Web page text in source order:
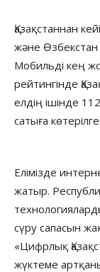
Қазақстаннан
және Өзбекстан
Мобильді кең
рейтингінде
елдің ішінде
сатыға
Елімізде
жатыр.
сүру сапасын
«Цифрлық
жүктеме